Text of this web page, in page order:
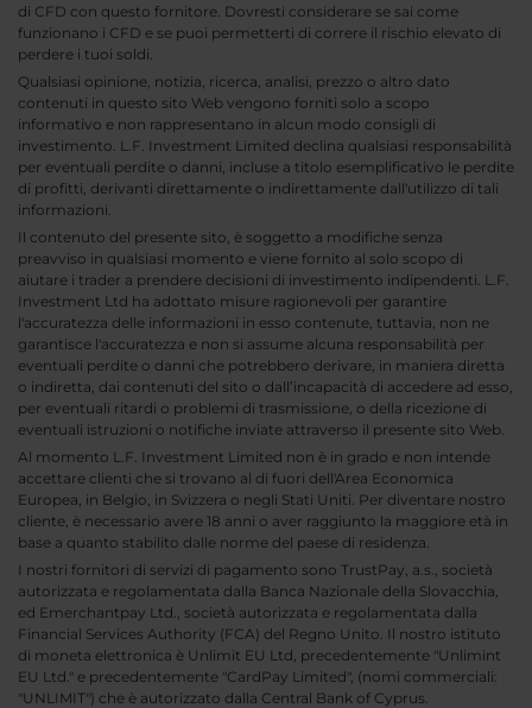
di CFD con questo fornitore. Dovresti considerare se sai come
funzionano i CFD e se puoi permetterti di correre il rischio elevato di
perdere i tuoi soldi.
Qualsiasi opinione, notizia, ricerca, analisi, prezzo o altro dato
contenuti in questo sito Web vengono forniti solo a scopo
informativo e non rappresentano in alcun modo consigli di
investimento. L.F. Investment Limited declina qualsiasi responsabilità
per eventuali perdite o danni, incluse a titolo esemplificativo le perdite
di profitti, derivanti direttamente o indirettamente dall'utilizzo di tali
informazioni.
Il contenuto del presente sito, è soggetto a modifiche senza
preavviso in qualsiasi momento e viene fornito al solo scopo di
aiutare i trader a prendere decisioni di investimento indipendenti. L.F.
Investment Ltd ha adottato misure ragionevoli per garantire
l'accuratezza delle informazioni in esso contenute, tuttavia, non ne
garantisce l'accuratezza e non si assume alcuna responsabilità per
eventuali perdite o danni che potrebbero derivare, in maniera diretta
o indiretta, dai contenuti del sito o dall’incapacità di accedere ad esso,
per eventuali ritardi o problemi di trasmissione, o della ricezione di
eventuali istruzioni o notifiche inviate attraverso il presente sito Web.
Al momento L.F. Investment Limited non è in grado e non intende
accettare clienti che si trovano al di fuori dell'Area Economica
Europea, in Belgio, in Svizzera o negli Stati Uniti. Per diventare nostro
cliente, è necessario avere 18 anni o aver raggiunto la maggiore età in
base a quanto stabilito dalle norme del paese di residenza.
I nostri fornitori di servizi di pagamento sono TrustPay, a.s., società
autorizzata e regolamentata dalla Banca Nazionale della Slovacchia,
ed Emerchantpay Ltd., società autorizzata e regolamentata dalla
Financial Services Authority (FCA) del Regno Unito. Il nostro istituto
di moneta elettronica è Unlimit EU Ltd, precedentemente "Unlimint
EU Ltd." e precedentemente "CardPay Limited", (nomi commerciali:
"UNLIMIT") che è autorizzato dalla Central Bank of Cyprus.